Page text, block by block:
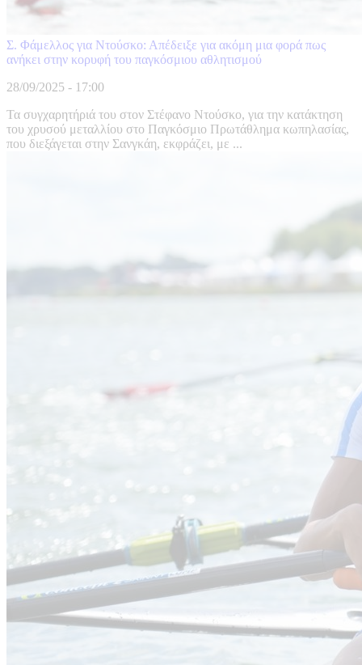
Σ. Φάμελλος για Ντούσκο: Απέδειξε για ακόμη μια φορά πως
ανήκει στην κορυφή του παγκόσμιου αθλητισμού
28/09/2025 - 17:00
Τα συγχαρητήριά του στον Στέφανο Ντούσκο, για την κατάκτηση
του χρυσού μεταλλίου στο Παγκόσμιο Πρωτάθλημα κωπηλασίας,
που διεξάγεται στην Σανγκάη, εκφράζει, με ...